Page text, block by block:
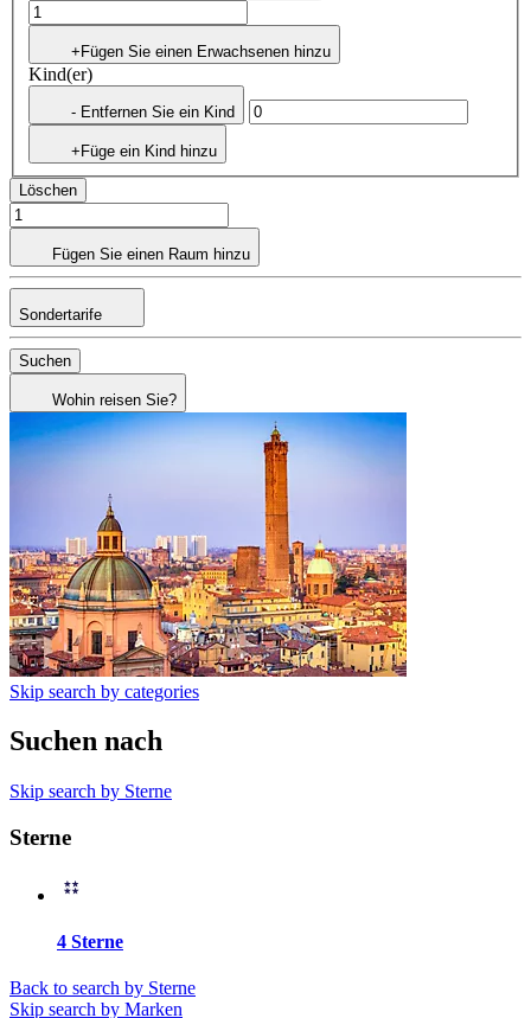
+Fügen Sie einen Erwachsenen hinzu
Kind(er)
- Entfernen Sie ein Kind
+Füge ein Kind hinzu
Löschen
Fügen Sie einen Raum hinzu
Sondertarife
Suchen
Wohin reisen Sie?
Skip search by categories
Suchen nach
Skip search by Sterne
Sterne
4 Sterne
Back to search by Sterne
Skip search by Marken